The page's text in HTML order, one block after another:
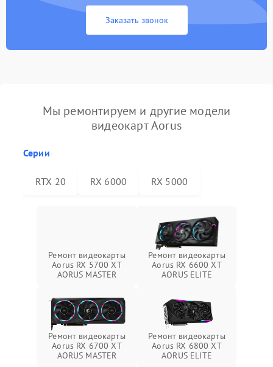
Заказать звонок
Мы ремонтируем и другие модели
видеокарт Aorus
Серии
RTX 20 RX 6000 RX 5000
Ремонт видеокарты
Aorus RX 5700 XT
AORUS MASTER
Ремонт видеокарты
Aorus RX 6600 XT
AORUS ELITE
Ремонт видеокарты
Aorus RX 6700 XT
AORUS MASTER
Ремонт видеокарты
Aorus RX 6800 XT
AORUS ELITE